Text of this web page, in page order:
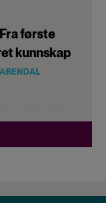
første
kunnskap